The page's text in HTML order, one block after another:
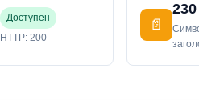
Доступен
HTTP: 200
📄
230